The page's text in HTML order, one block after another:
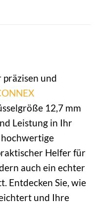
und
12,7 mm
Leistung in Ihr
Helfer für
auch ein echter
Entdecken Sie, wie
und Ihre